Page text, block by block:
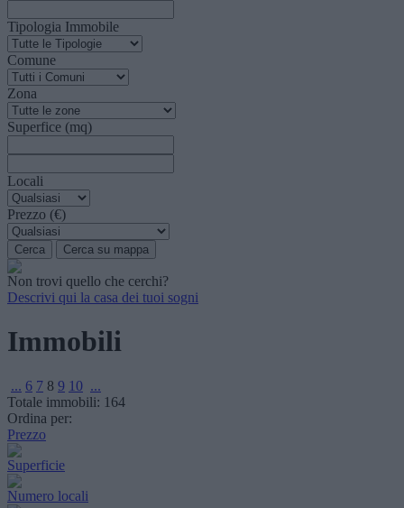
Tipologia Immobile
Comune
Zona
Superfice (mq)
Locali
Prezzo (€)
Non trovi quello che cerchi?
Descrivi qui la casa dei tuoi sogni
Immobili
... 6 7 8 9 10 ...
Totale immobili: 164
Ordina per:
Prezzo
Superficie
Numero locali